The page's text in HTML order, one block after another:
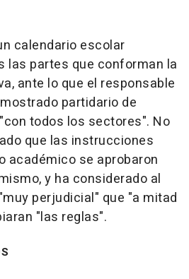
calendario escolar
las partes que conforman la
ante lo que el responsable
partidario de
todos los sectores". No
que las instrucciones
académico se aprobaron
y ha considerado al
perjudicial" que "a mitad
"las reglas".